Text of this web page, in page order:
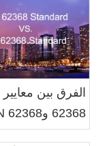
62368 وEN 62368